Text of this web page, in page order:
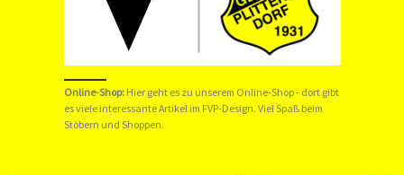
Online-Shop:Hier geht es zu unserem Online-Shop- dort gibt
es viele interessante Artikel im FVP-Design. Viel Spaß beim
Stöbern und Shoppen.